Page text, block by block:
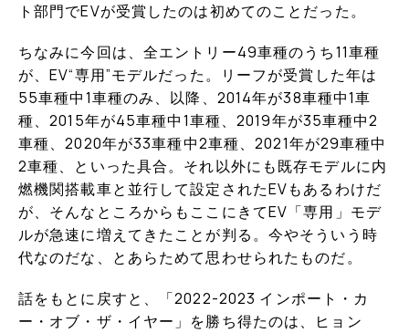
ト部門でEVが受賞したのは初めてのことだった。
ちなみに今回は、全エントリー49車種のうち11車種
が、EV“専用”モデルだった。リーフが受賞した年は
55車種中1車種のみ、以降、2014年が38車種中1車
種、2015年が45車種中1車種、2019年が35車種中2
車種、2020年が33車種中2車種、2021年が29車種中
2車種、といった具合。それ以外にも既存モデルに内
燃機関搭載車と並行して設定されたEVもあるわけだ
が、そんなところからもここにきてEV「専用」モデ
ルが急速に増えてきたことが判る。今やそういう時
代なのだな、とあらためて思わせられたものだ。
話をもとに戻すと、「2022-2023 インポート・カ
ー・オブ・ザ・イヤー」を勝ち得たのは、ヒョン